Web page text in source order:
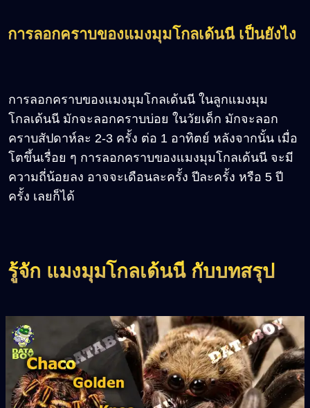
การลอกคราบของแมงมุมโกลเด้นนี เป็นยังไง
การลอกคราบของแมงมุมโกลเด้นนี ในลูกแมงมุม
โกลเด้นนี มักจะลอกคราบบ่อย ในวัยเด็ก มักจะลอก
คราบสัปดาห์ละ 2-3 ครั้ง ต่อ 1 อาทิตย์ หลังจากนั้น เมื่อ
โตขึ้นเรื่อย ๆ การลอกคราบของแมงมุมโกลเด้นนี จะมี
ความถี่น้อยลง อาจจะเดือนละครั้ง ปีละครั้ง หรือ 5 ปี
ครั้ง เลยก็ได้
รู้จัก แมงมุมโกลเด้นนี กับบทสรุป